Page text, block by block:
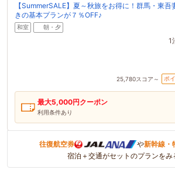
【SummerSALE】夏～秋旅をお得に！群馬・東
きの基本プランが７％OFF♪
和室 朝・夕
1
25,780スコア～ ポ
最大5,000円クーポン
利用条件あり
往復航空券 や新幹線・
宿泊＋交通がセットのプランをみ